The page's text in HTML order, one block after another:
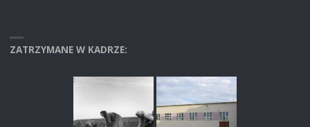
ZATRZYMANE W KADRZE: